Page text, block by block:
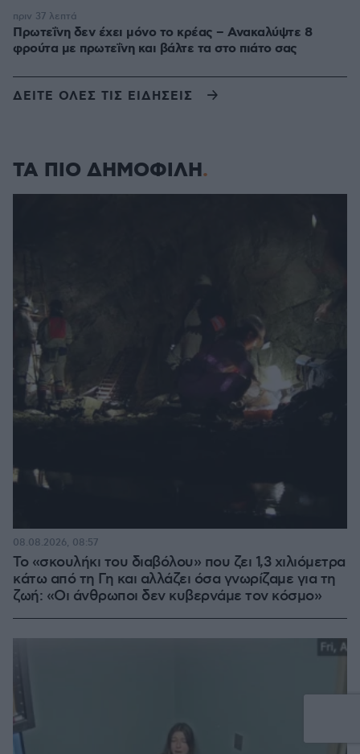
Πρωτεΐνη δεν έχει μόνο το κρέας – Ανακαλύψτε 8
φρούτα με πρωτεΐνη και βάλτε τα στο πιάτο σας
πριν 37 λεπτά
ΔΕΙΤΕ ΟΛΕΣ ΤΙΣ ΕΙΔΗΣΕΙΣ
ΤΑ ΠΙΟ ΔΗΜΟΦΙΛΗ
Το «σκουλήκι του διαβόλου» που ζει 1,3 χιλιόμετρα
κάτω από τη Γη και αλλάζει όσα γνωρίζαμε για τη
ζωή: «Οι άνθρωποι δεν κυβερνάμε τον κόσμο»
08.08.2026, 08:57